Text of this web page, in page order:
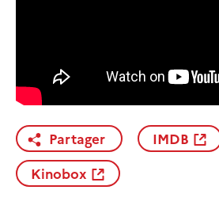
Partager IMDB
Kinobox